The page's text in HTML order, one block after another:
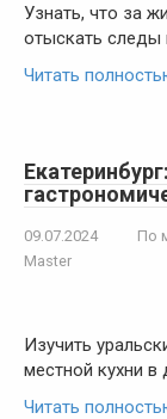
Узнать, что за
отыскать следы
Читать
09.07.2024 По
Master
Изучить
местной кухни
Читать